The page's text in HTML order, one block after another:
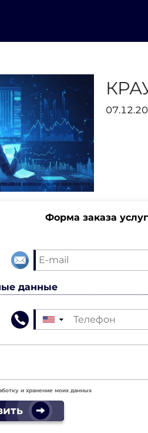
Форма заказа
данные
▼
и хранение моих данных